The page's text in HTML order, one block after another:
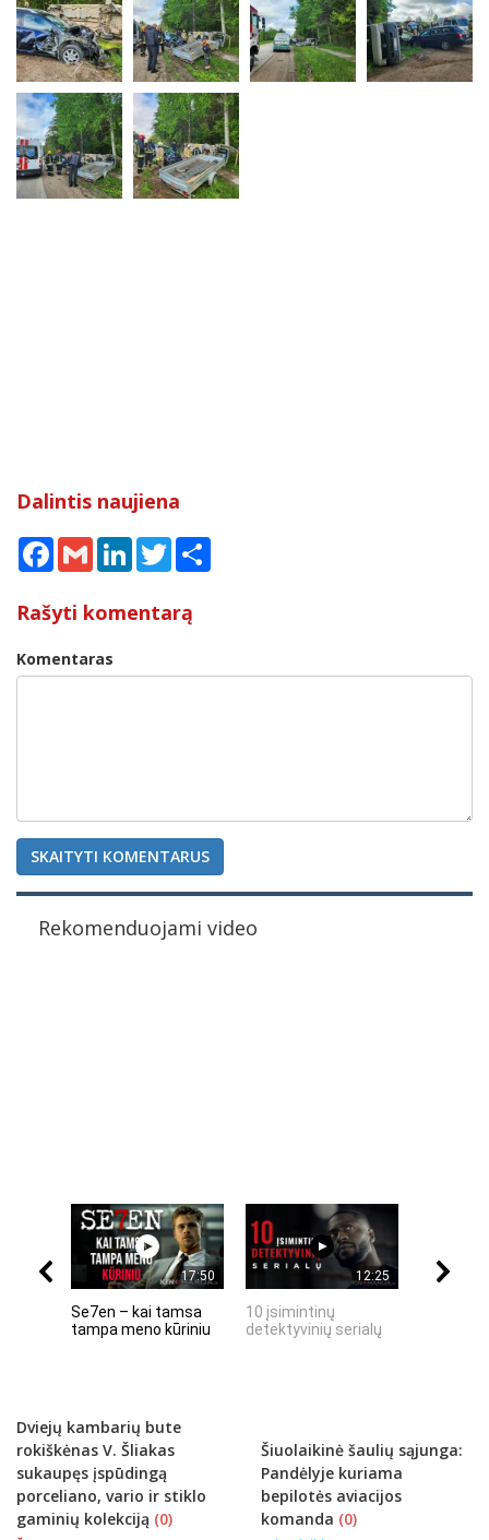
Dalintis naujiena
Facebook
Gmail LinkedInTwitter
Rašyti komentarą
Komentaras
SKAITYTI KOMENTARUS
Rekomenduojami video
17:50
Se7en – kai tamsa
tampa meno kūriniu
12:25
10 įsimintinų
detektyvinių serialų
Dviejų kambarių bute
rokiškėnas V. Šliakas
sukaupęs įspūdingą
porceliano, vario ir stiklo
gaminių kolekciją (0)
Šiuolaikinė šaulių sąjunga:
Pandėlyje kuriama
bepilotės aviacijos
komanda (0)